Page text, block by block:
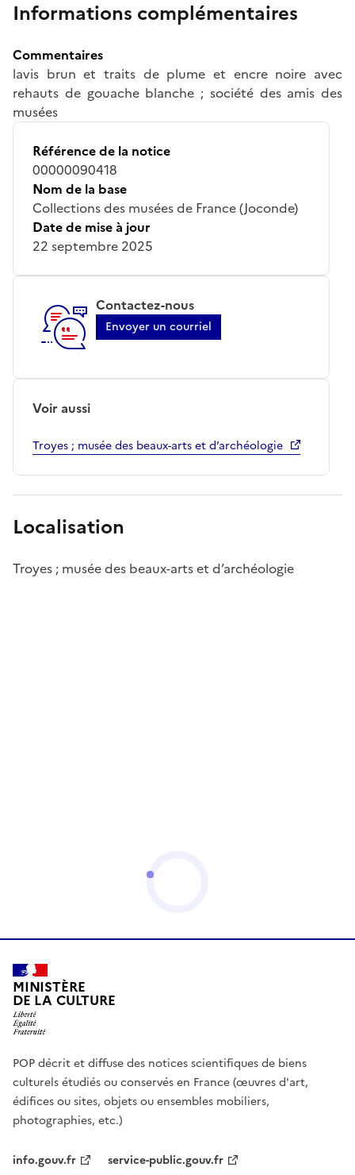
Informations complémentaires
Commentaires
lavis brun et traits de plume et encre noire avec
rehauts de gouache blanche ; société des amis des
musées
Référence de la notice
00000090418
Nom de la base
Collections des musées de France (Joconde)
Date de mise à jour
22 septembre 2025
Contactez-nous
Envoyer un courriel
Voir aussi
Troyes ; musée des beaux-arts et d’archéologie
Localisation
Troyes ; musée des beaux-arts et d’archéologie
MINISTÈRE
DE LA CULTURE
POP décrit et diffuse des notices scientifiques de biens
culturels étudiés ou conservés en France (œuvres d'art,
édifices ou sites, objets ou ensembles mobiliers,
photographies, etc.)
info.gouv.fr service-public.gouv.fr